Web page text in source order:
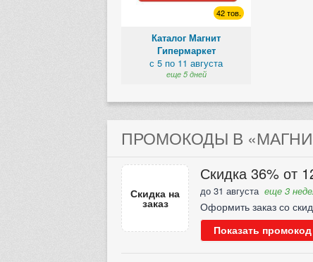
42 тов.
Каталог Магнит
Гипермаркет
с 5 по 11 августа
еще 5 дней
ПРОМОКОДЫ В
Скидка на
заказ
Скидка 36% от
до 31 августа еще 3
Оформить заказ со
Показать промокод